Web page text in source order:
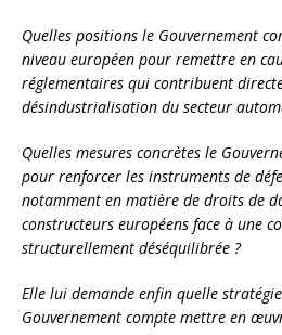
Quelles positions le Gouvernement
niveau européen pour remettre en
réglementaires qui contribuent
désindustrialisation du secteur
Quelles mesures concrètes le
pour renforcer les instruments de
notamment en matière de droits de
constructeurs européens face à une
structurellement déséquilibrée ?
Elle lui demande enfin quelle
Gouvernement compte mettre en